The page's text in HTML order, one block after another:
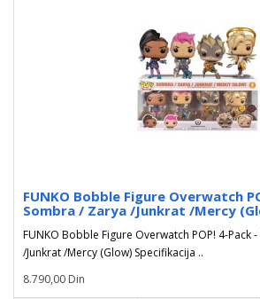
FUNKO Bobble Figure Overwatch
Sombra / Zarya /Junkrat /Mercy
FUNKO Bobble Figure Overwatch POP! 4-Pack
/Junkrat /Mercy (Glow) Specifikacija ..
8.790,00 Din